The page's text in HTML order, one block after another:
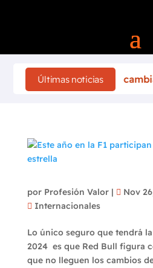
Últimas noticias
Finlandia 2026 cambia por
por Profesión Valor| Nov
Internacionales
Lo único seguro que tendrá
2024 es que Red Bull figura
que no lleguen los cambios